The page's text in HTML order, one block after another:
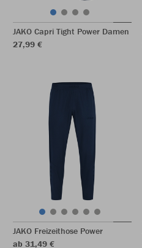
JAKO Capri Tight Power Damen
27,99 €
JAKO Freizeithose Power
ab 31,49 €